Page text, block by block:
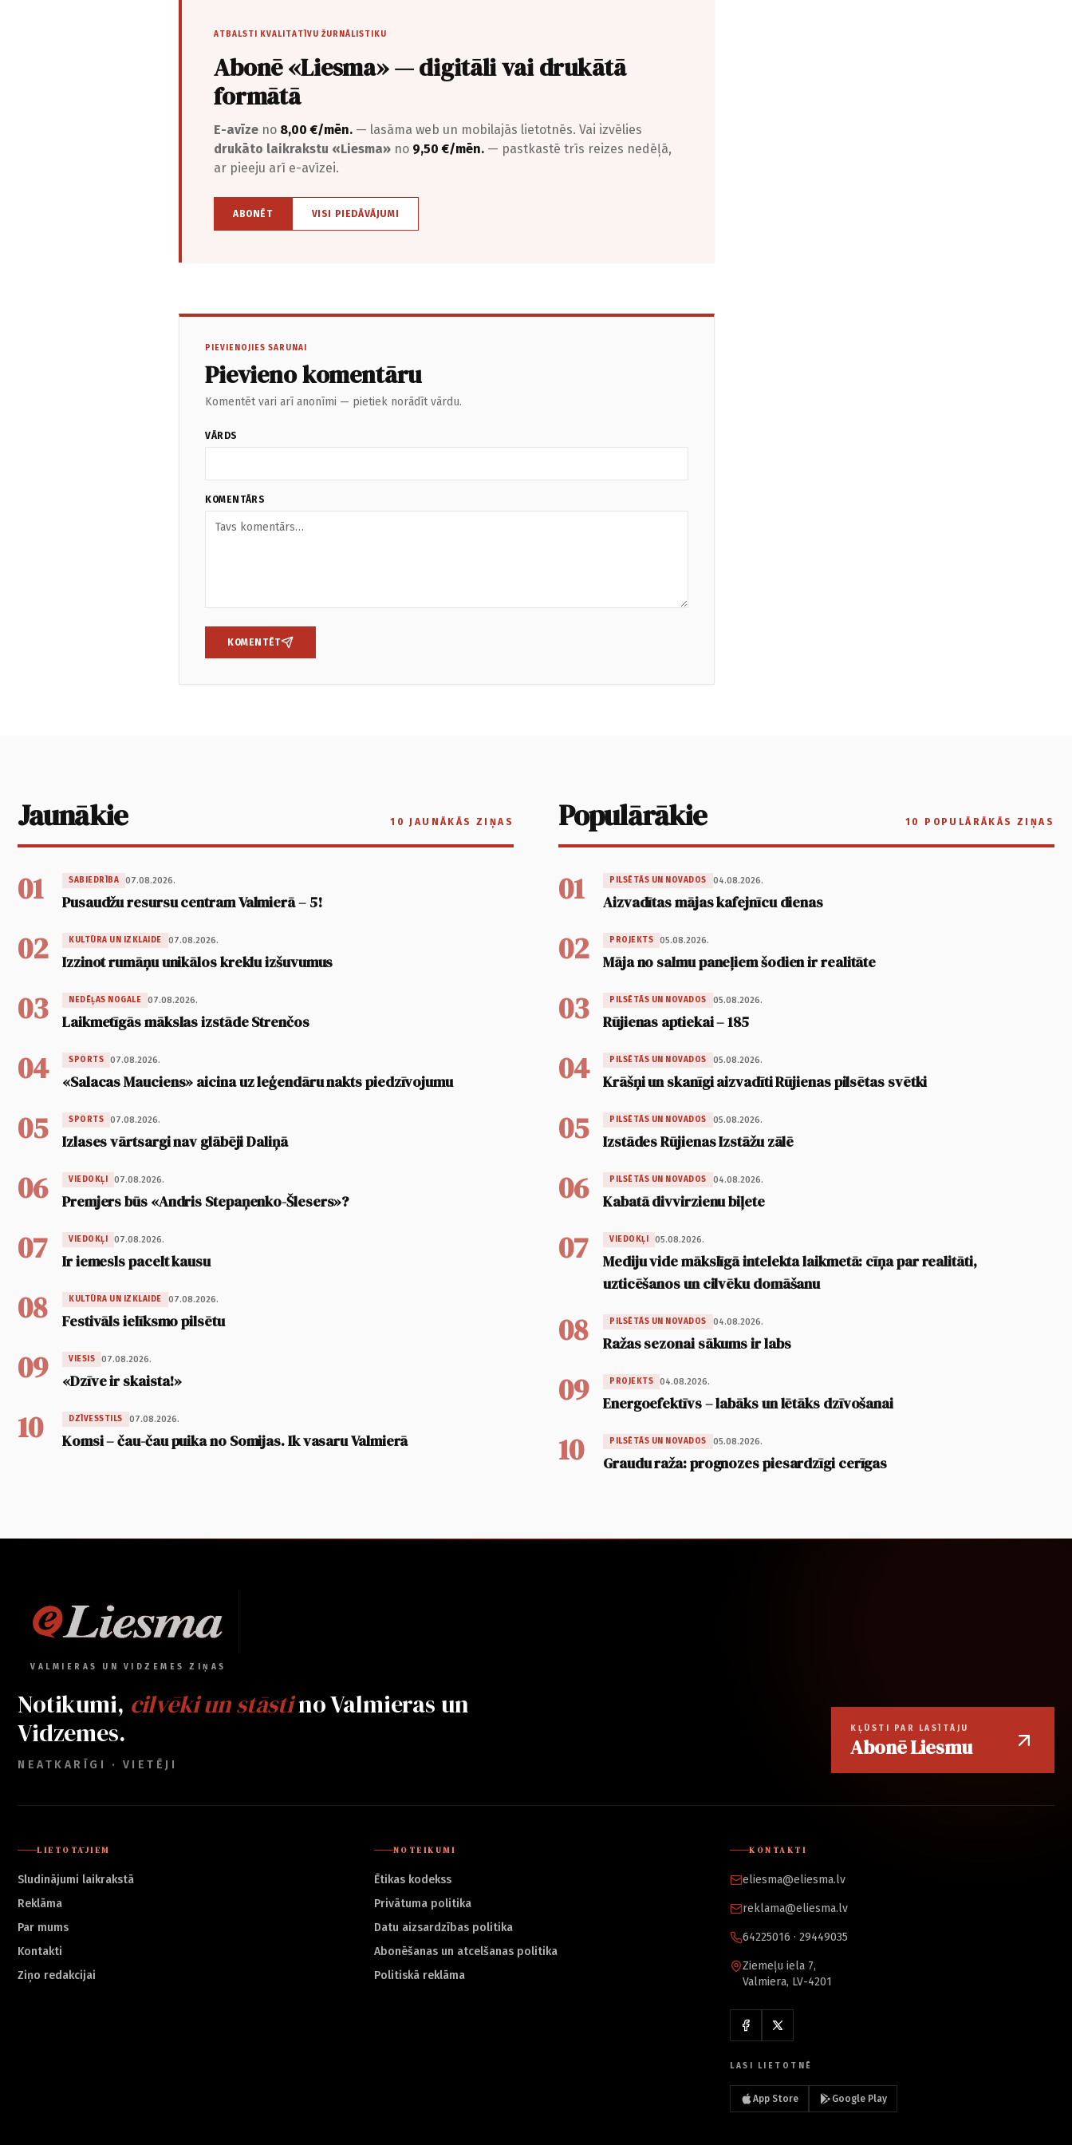
ATBALSTI KVALITATĪVU ŽURNĀLISTIKU
Abonē «Liesma» — digitāli vai drukātā
formātā
E-avīze no 8,00 €/mēn. — lasāma web un mobilajās lietotnēs. Vai izvēlies
drukāto laikrakstu «Liesma» no 9,50 €/mēn. — pastkastē trīs reizes nedēļā,
ar pieeju arī e-avīzei.
ABONĒT VISI PIEDĀVĀJUMI
PIEVIENOJIES SARUNAI
Pievieno komentāru
Komentēt vari arī anonīmi — pietiek norādīt vārdu.
VĀRDS
KOMENTĀRS
KOMENTĒT
Jaunākie 10 JAUNĀKĀS ZIŅAS
01 SABIEDRĪBA 07.08.2026.
Pusaudžu resursu centram Valmierā – 5!
02 KULTŪRA UN IZKLAIDE 07.08.2026.
Izzinot rumāņu unikālos kreklu izšuvumus
03 NEDĒĻAS NOGALE 07.08.2026.
Laikmetīgās mākslas izstāde Strenčos
04 SPORTS 07.08.2026.
«Salacas Mauciens» aicina uz leģendāru nakts piedzīvojumu
05 SPORTS 07.08.2026.
Izlases vārtsargi nav glābēji Daliņā
06 VIEDOKĻI 07.08.2026.
Premjers būs «Andris Stepaņenko-Šlesers»?
07 VIEDOKĻI 07.08.2026.
Ir iemesls pacelt kausu
08 KULTŪRA UN IZKLAIDE 07.08.2026.
Festivāls ielīksmo pilsētu
09 VIESIS 07.08.2026.
«Dzīve ir skaista!»
10 DZĪVESSTILS 07.08.2026.
Komsi – čau-čau puika no Somijas. Ik vasaru Valmierā
Populārākie 10 POPULĀRĀKĀS ZIŅAS
01 PILSĒTĀS UN NOVADOS 04.08.2026.
Aizvadītas mājas kafejnīcu dienas
02 PROJEKTS 05.08.2026.
Māja no salmu paneļiem šodien ir realitāte
03 PILSĒTĀS UN NOVADOS 05.08.2026.
Rūjienas aptiekai – 185
04 PILSĒTĀS UN NOVADOS 05.08.2026.
Krāšņi un skanīgi aizvadīti Rūjienas pilsētas svētki
05 PILSĒTĀS UN NOVADOS 05.08.2026.
Izstādes Rūjienas Izstāžu zālē
06 PILSĒTĀS UN NOVADOS 04.08.2026.
Kabatā divvirzienu biļete
07 VIEDOKĻI 05.08.2026.
Mediju vide mākslīgā intelekta laikmetā: cīņa par realitāti,
uzticēšanos un cilvēku domāšanu
08 PILSĒTĀS UN NOVADOS 04.08.2026.
Ražas sezonai sākums ir labs
09 PROJEKTS 04.08.2026.
Energoefektīvs – labāks un lētāks dzīvošanai
10 PILSĒTĀS UN NOVADOS 05.08.2026.
Graudu raža: prognozes piesardzīgi cerīgas
VALMIERAS UN VIDZEMES ZIŅAS
Notikumi, cilvēki un stāstino Valmieras un
Vidzemes.
NEATKARĪGI · VIETĒJI
KĻŪSTI PAR LASĪTĀJU
Abonē Liesmu
LIETOTĀJIEM
Sludinājumi laikrakstā
Reklāma
Par mums
Kontakti
Ziņo redakcijai
NOTEIKUMI
Ētikas kodekss
Privātuma politika
Datu aizsardzības politika
Abonēšanas un atcelšanas politika
Politiskā reklāma
KONTAKTI
eliesma@eliesma.lv
reklama@eliesma.lv
64225016 · 29449035
Ziemeļu iela 7,
Valmiera, LV-4201
LASI LIETOTNĒ
App Store Google Play